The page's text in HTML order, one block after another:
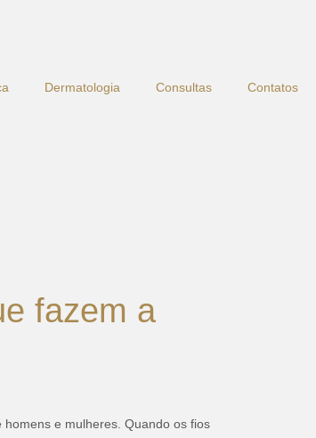
Dermatologia Consultas Contatos
fazem a
e mulheres. Quando os fios